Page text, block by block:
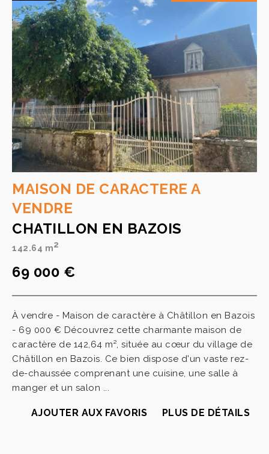
MAISON DE CARACTERE A
VENDRE
CHATILLON EN BAZOIS
142.64 m2
69 000 €
À vendre - Maison de caractère à Châtillon en Bazois
- 69 000 € Découvrez cette charmante maison de
caractère de 142,64 m², située au cœur du village de
Châtillon en Bazois. Ce bien dispose d'un vaste rez-
de-chaussée comprenant une cuisine, une salle à
manger et un salon ...
AJOUTER AUX FAVORIS PLUS DE DÉTAILS